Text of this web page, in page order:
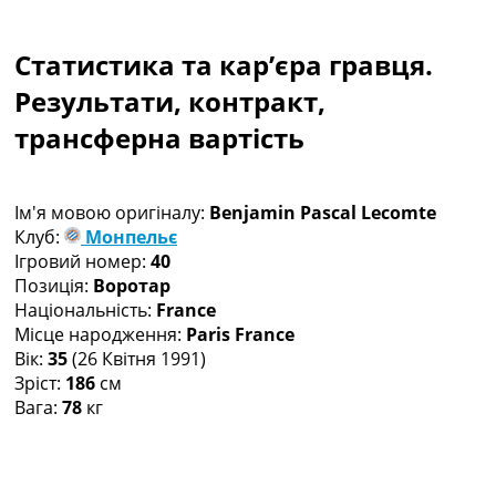
Чемпіонат Світу
Україна. Прем’єр-Ліга
Україна. Перша Ліга
Ліга Чемпіонів
Ще Турніри >>>
Таблиці
Чемпіонат Світу. Турнирні таблиці
Таблиця УПЛ
Перша Ліга
Таблиця АПЛ
Таблиця Ла Ліги
Таблиця Ліги Чемпіонів
Всі таблиці >>>
Статистика та кар’єра гравця.
Результати, контракт,
трансферна вартість
Ім'я мовою оригіналу: Benjamin Pascal Lecomte
Клуб:
Монпельє
Ігровий номер: 40
Позиція: Воротар
Національність: France
Місце народження: Paris France
Вік: 35(26 Квітня 1991)
Зріст: 186 см
Вага: 78 кг